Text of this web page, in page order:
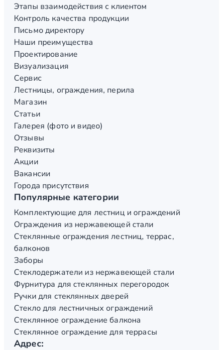
Этапы взаимодействия с клиентом
Контроль качества продукции
Письмо директору
Наши преимущества
Проектирование
Визуализация
Сервис
Лестницы, ограждения, перила
Магазин
Статьи
Галерея (фото и видео)
Отзывы
Реквизиты
Акции
Вакансии
Города присутствия
Популярные категории
Комплектующие для лестниц и ограждений
Ограждения из нержавеющей стали
Стеклянные ограждения лестниц, террас,
балконов
Заборы
Стеклодержатели из нержавеющей стали
Фурнитура для стеклянных перегородок
Ручки для стеклянных дверей
Стекло для лестничных ограждений
Стеклянное ограждение балкона
Стеклянное ограждение для террасы
Адрес: